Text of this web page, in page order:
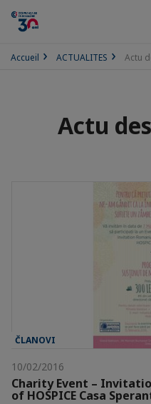
Accueil ACTUALITES Actu
Actu
ČLANOVI
10/02/2016
Charity Event –
of HOSPICE Casa